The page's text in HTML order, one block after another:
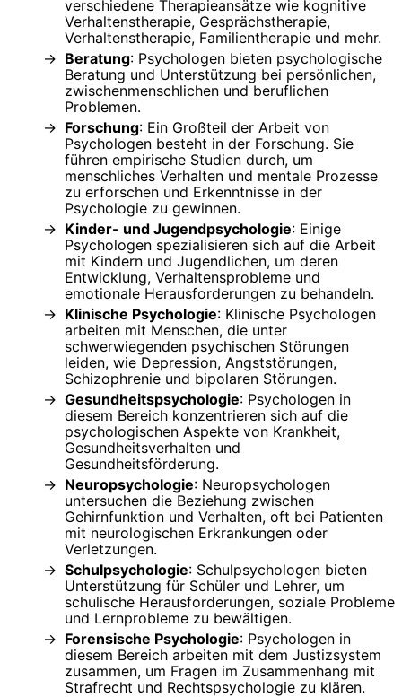
verschiedene Therapieansätze wie kognitive
Verhaltenstherapie, Gesprächstherapie,
Verhaltenstherapie, Familientherapie und mehr.
Beratung: Psychologen bieten psychologische
Beratung und Unterstützung bei persönlichen,
zwischenmenschlichen und beruflichen
Problemen.
Forschung: Ein Großteil der Arbeit von
Psychologen besteht in der Forschung. Sie
führen empirische Studien durch, um
menschliches Verhalten und mentale Prozesse
zu erforschen und Erkenntnisse in der
Psychologie zu gewinnen.
Kinder- und Jugendpsychologie: Einige
Psychologen spezialisieren sich auf die Arbeit
mit Kindern und Jugendlichen, um deren
Entwicklung, Verhaltensprobleme und
emotionale Herausforderungen zu behandeln.
Klinische Psychologie: Klinische Psychologen
arbeiten mit Menschen, die unter
schwerwiegenden psychischen Störungen
leiden, wie Depression, Angststörungen,
Schizophrenie und bipolaren Störungen.
Gesundheitspsychologie: Psychologen in
diesem Bereich konzentrieren sich auf die
psychologischen Aspekte von Krankheit,
Gesundheitsverhalten und
Gesundheitsförderung.
Neuropsychologie: Neuropsychologen
untersuchen die Beziehung zwischen
Gehirnfunktion und Verhalten, oft bei Patienten
mit neurologischen Erkrankungen oder
Verletzungen.
Schulpsychologie: Schulpsychologen bieten
Unterstützung für Schüler und Lehrer, um
schulische Herausforderungen, soziale Probleme
und Lernprobleme zu bewältigen.
Forensische Psychologie: Psychologen in
diesem Bereich arbeiten mit dem Justizsystem
zusammen, um Fragen im Zusammenhang mit
Strafrecht und Rechtspsychologie zu klären.